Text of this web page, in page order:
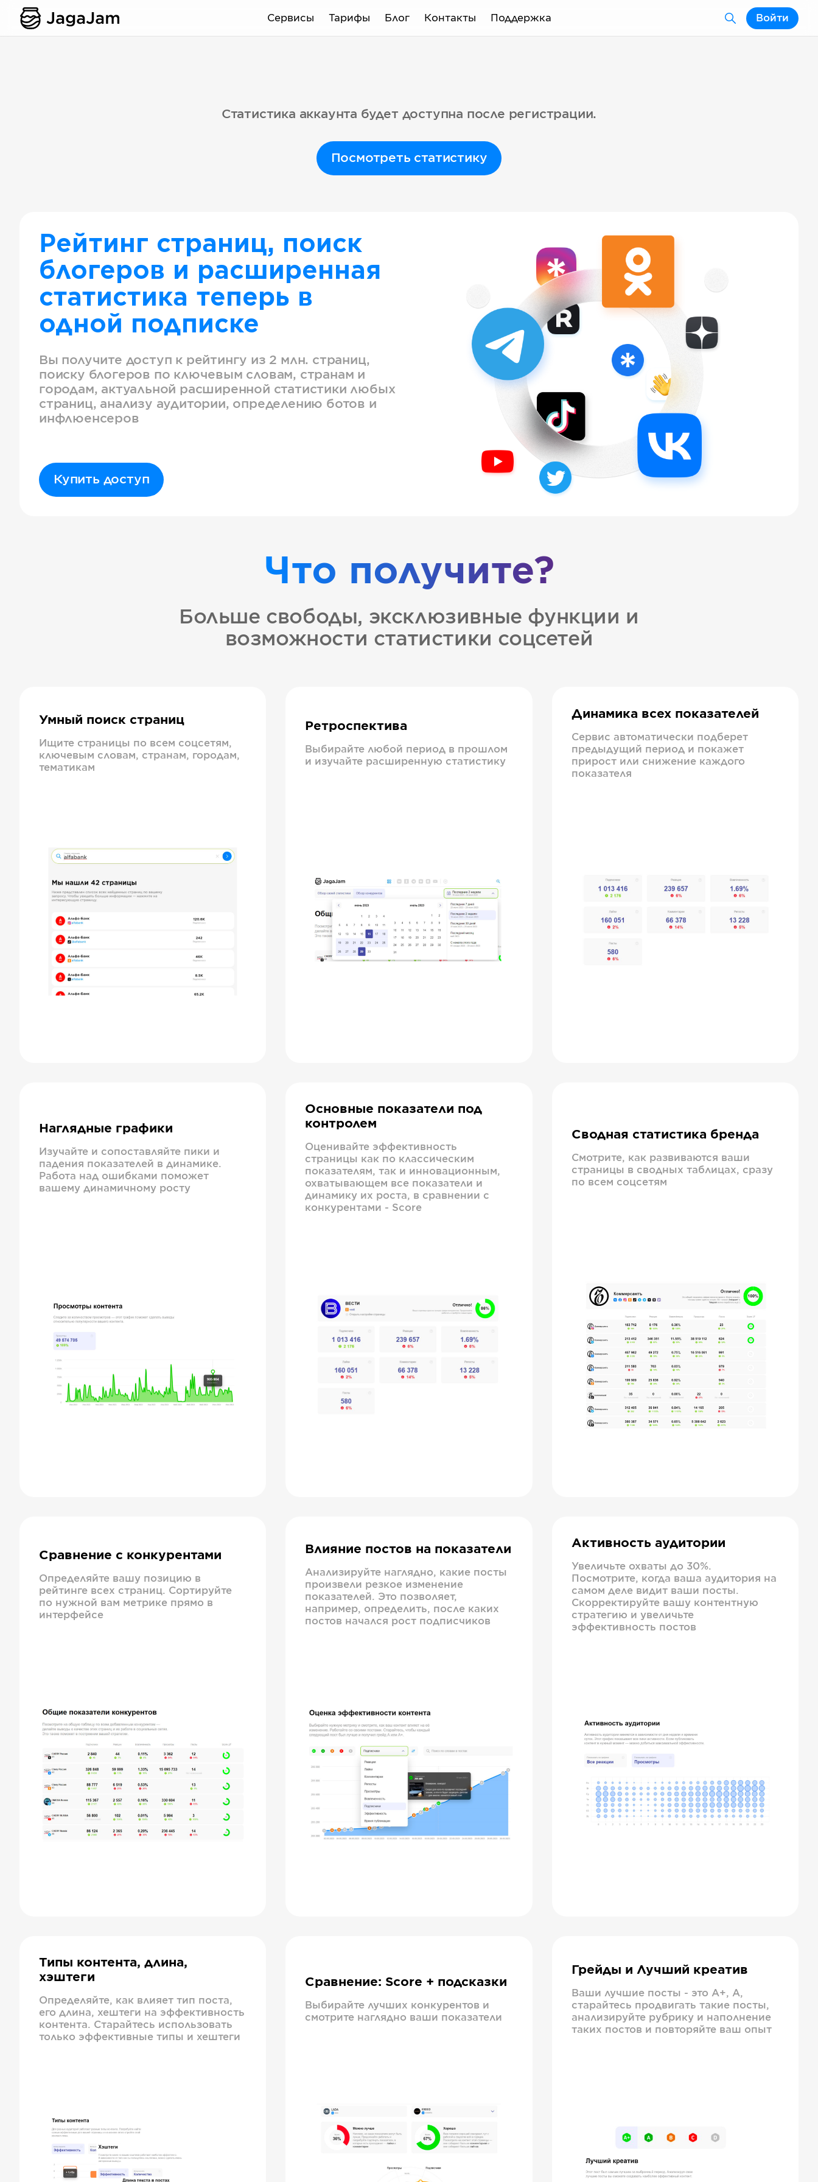
Сервисы Тарифы Блог Контакты Поддержка Войти
Статистика аккаунта будет доступна после регистрации.
Посмотреть статистику
Рейтинг страниц, поиск
блогеров и расширенная
статистика теперь в
одной подписке
Вы получите доступ к рейтингу из 2 млн. страниц,
поиску блогеров по ключевым словам, странам и
городам, актуальной расширенной статистики любых
страниц, анализу аудитории, определению ботов и
инфлюенсеров
Купить доступ
Что получите?
Больше свободы, эксклюзивные функции и
возможности статистики соцсетей
Умный поиск страниц
Ищите страницы по всем соцсетям,
ключевым словам, странам, городам,
тематикам
Ретроспектива
Выбирайте любой период в прошлом
и изучайте расширенную статистику
Динамика всех показателей
Сервис автоматически подберет
предыдущий период и покажет
прирост или снижение каждого
показателя
Наглядные графики
Изучайте и сопоставляйте пики и
падения показателей в динамике.
Работа над ошибками поможет
вашему динамичному росту
Основные показатели под
контролем
Оценивайте эффективность
страницы как по классическим
показателям, так и инновационным,
охватывающем все показатели и
динамику их роста, в сравнении с
конкурентами - Score
Сводная статистика бренда
Смотрите, как развиваются ваши
страницы в сводных таблицах, сразу
по всем соцсетям
Сравнение с конкурентами
Определяйте вашу позицию в
рейтинге всех страниц. Сортируйте
по нужной вам метрике прямо в
интерфейсе
Влияние постов на показатели
Анализируйте наглядно, какие посты
произвели резкое изменение
показателей. Это позволяет,
например, определить, после каких
постов начался рост подписчиков
Активность аудитории
Увеличьте охваты до 30%.
Посмотрите, когда ваша аудитория на
самом деле видит ваши посты.
Скорректируйте вашу контентную
стратегию и увеличьте
эффективность постов
Типы контента, длина,
хэштеги
Определяйте, как влияет тип поста,
его длина, хештеги на эффективность
контента. Старайтесь использовать
только эффективные типы и хештеги
Сравнение: Score + подсказки
Выбирайте лучших конкурентов и
смотрите наглядно ваши показатели
Грейды и Лучший креатив
Ваши лучшие посты - это А+, А,
старайтесь продвигать такие посты,
анализируйте рубрику и наполнение
таких постов и повторяйте ваш опыт